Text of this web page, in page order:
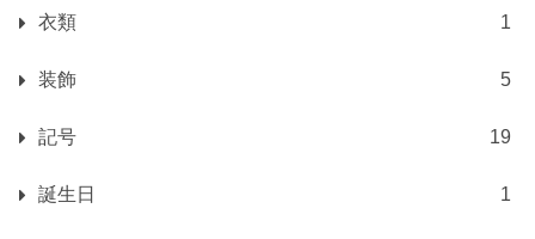
衣類 1
装飾 5
記号 19
誕生日 1